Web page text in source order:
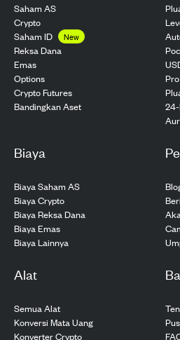
Saham AS
Crypto
Saham ID
New
Reksa Dana
Emas
Options
Crypto Futures
Bandingkan Aset
Biaya
Biaya Saham AS
Biaya Crypto
Biaya Reksa Dana
Biaya Emas
Biaya Lainnya
Alat
Semua Alat
Konversi Mata Uang
Konverter Crypto